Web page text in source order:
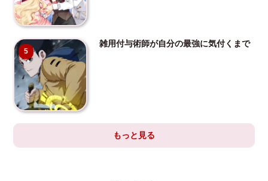
5
雑用付与術師が自分の最強に気付くまで
もっと見る